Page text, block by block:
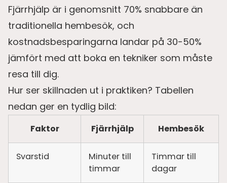
Fjärrhjälp är i genomsnitt 70% snabbare än
traditionella hembesök, och
kostnadsbesparingarna landar på 30-50%
jämfört med att boka en tekniker som måste
resa till dig.
Hur ser skillnaden ut i praktiken? Tabellen
nedan ger en tydlig bild:
Faktor Fjärrhjälp Hembesök
Svarstid
Minuter till
timmar
Timmar till
dagar